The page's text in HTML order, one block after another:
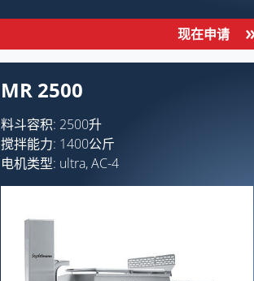
现在申请
MR 2500
料斗容积: 2500升
搅拌能力: 1400公斤
电机类型: ultra, AC-4